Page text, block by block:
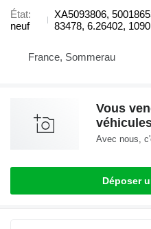
État
neuf
XA5093806,
83478, 6.26402,
France, Sommerau
Vous
Avec nous,
Déposer